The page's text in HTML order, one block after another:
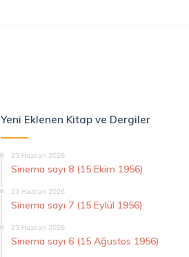
Yeni Eklenen Kitap ve Dergiler
23 Haziran 2026
Sinema sayı 8 (15 Ekim 1956)
23 Haziran 2026
Sinema sayı 7 (15 Eylül 1956)
23 Haziran 2026
Sinema sayı 6 (15 Ağustos 1956)